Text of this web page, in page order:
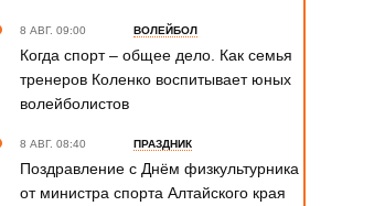
8 АВГ. 09:00 ВОЛЕЙБОЛ
Когда спорт – общее дело. Как семья
тренеров Коленко воспитывает юных
волейболистов
8 АВГ. 08:40 ПРАЗДНИК
Поздравление с Днём физкультурника
от министра спорта Алтайского края